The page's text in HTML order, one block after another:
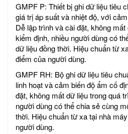
GMPF P: Thiết bị ghi dữ liệu tiêu
giá trị áp suất và nhiệt độ, với
Dễ lập trình và cài đặt, không
kiểm định, nhiều người dùng có
dữ liệu đồng thời. Hiệu chuẩn từ
điểm của người dùng.
GMPF RH: Bộ ghi dữ liệu tiêu
linh hoạt và cảm biến độ ẩm cố
đặt, không mất dữ liệu trong quá
người dùng có thể chia sẻ cùng
thời. Hiệu chuẩn từ xa tại nhà
người dùng.